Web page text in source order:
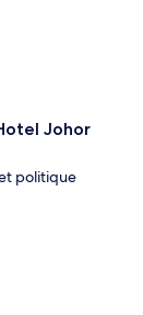
Johor
politique